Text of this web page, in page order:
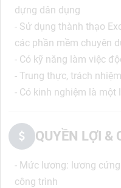
dựng dân dụng
- Sử dụng thành thạo
các phần mềm chuyên
- Có kỹ năng làm việc
- Trung thực, trách
- Có kinh nghiệm là một
QUYỀN LỢI &
- Mức lương: lương
công trình